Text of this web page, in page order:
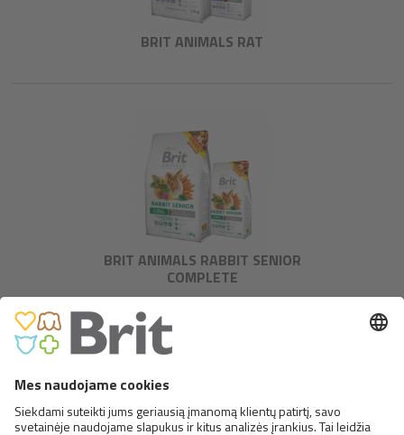
BRIT ANIMALS RAT
BRIT ANIMALS RABBIT SENIOR
COMPLETE